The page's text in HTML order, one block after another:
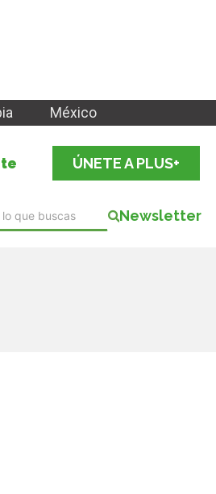
México
ÚNETE A PLUS+
Newsletter